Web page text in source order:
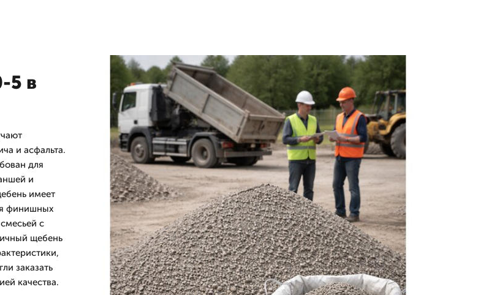
5 в
и асфальта.
для
и
имеет
финишных
с
щебень
заказать
качества.